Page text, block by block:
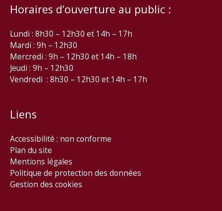
Horaires d’ouverture au public :
Lundi : 8h30 – 12h30 et 14h – 17h
Mardi : 9h – 12h30
Mercredi : 9h – 12h30 et 14h – 18h
Jeudi : 9h – 12h30
Vendredi : 8h30 – 12h30 et 14h – 17h
Liens
Accessibilité : non conforme
Plan du site
Mentions légales
Politique de protection des données
Gestion des cookies